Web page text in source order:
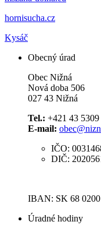
hornisucha.cz
Kysáč
Obecný úrad
Obec Nižná
Nová doba 506
027 43 Nižná
Tel.: +421 43 5309
E-mail:
IČO:
DIČ:
IBAN: SK 68 0200
Úradné hodiny